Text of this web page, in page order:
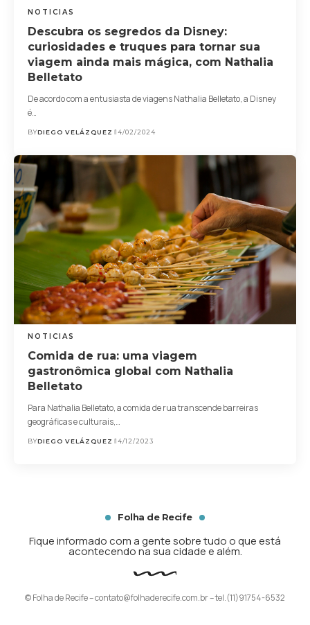
NOTICIAS
Descubra os segredos da Disney:
curiosidades e truques para tornar sua
viagem ainda mais mágica, com Nathalia
Belletato
De acordo com a entusiasta de viagens Nathalia Belletato, a Disney
é…
BYDIEGO VELÁZQUEZ 14/02/2024
NOTICIAS
Comida de rua: uma viagem
gastronômica global com Nathalia
Belletato
Para Nathalia Belletato, a comida de rua transcende barreiras
geográficas e culturais,…
BYDIEGO VELÁZQUEZ 14/12/2023
Folha de Recife
Fique informado com a gente sobre tudo o que está
acontecendo na sua cidade e além.
© Folha de Recife –contato@folhaderecife.com.br– tel.(11)91754-6532